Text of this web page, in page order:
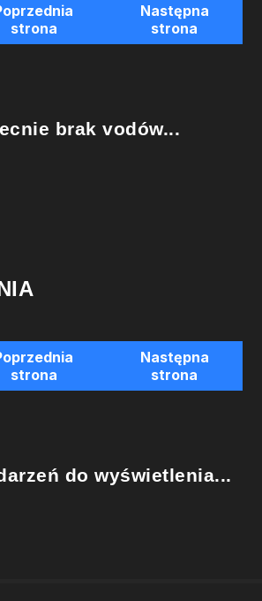
strona
Następna
strona
brak vodów...
strona
Następna
strona
do wyświetlenia...